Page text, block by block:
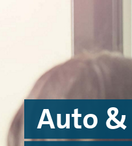
Auto &